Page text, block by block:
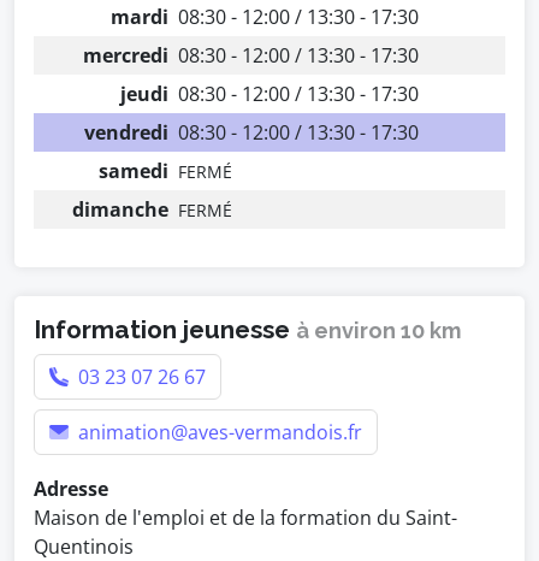
mardi 08:30 - 12:00 / 13:30 - 17:30
mercredi 08:30 - 12:00 / 13:30 - 17:30
jeudi 08:30 - 12:00 / 13:30 - 17:30
vendredi 08:30 - 12:00 / 13:30 - 17:30
samedi FERMÉ
dimanche FERMÉ
Information jeunesse à environ 10 km
03 23 07 26 67
animation@aves-vermandois.fr
Adresse
Maison de l'emploi et de la formation du Saint-
Quentinois